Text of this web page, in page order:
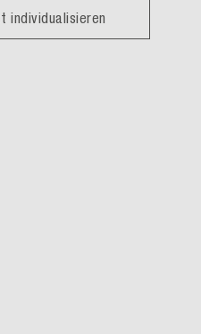
individualisieren